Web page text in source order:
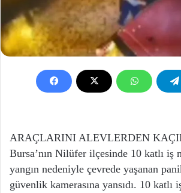
ARAÇLARINI ALEVLERDEN
Bursa’nın Nilüfer ilçesinde 10 katlı iş
yangın nedeniyle çevrede yaşanan
güvenlik kamerasına yansıdı. 10 katlı